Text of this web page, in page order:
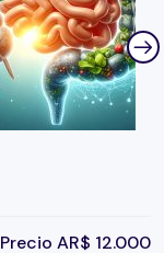
Precio AR$ 12.000